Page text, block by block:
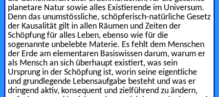
planetare Natur sowie alles Existierende im Universum.
Denn das unumstössliche, schöpferisch-natürliche Gesetz
der Kausalität gilt in allen Räumen und Zeiten der
Schöpfung für alles Leben, ebenso wie für die
sogenannte unbelebte Materie. Es fehlt dem Menschen
der Erde am elementaren Basiswissen darum, warum er
als Mensch an sich überhaupt existiert, was sein
Ursprung in der Schöpfung ist, worin seine eigentliche
und grundlegende Lebensaufgabe besteht und was er
dringend aktiv, konsequent und zielführend zu ändern,